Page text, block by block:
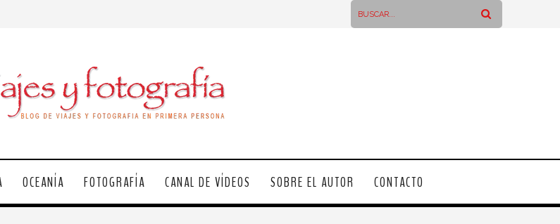
OCEANÍA FOTOGRAFÍA CANAL DE VÍDEOS SOBRE EL AUTOR CONTACTO